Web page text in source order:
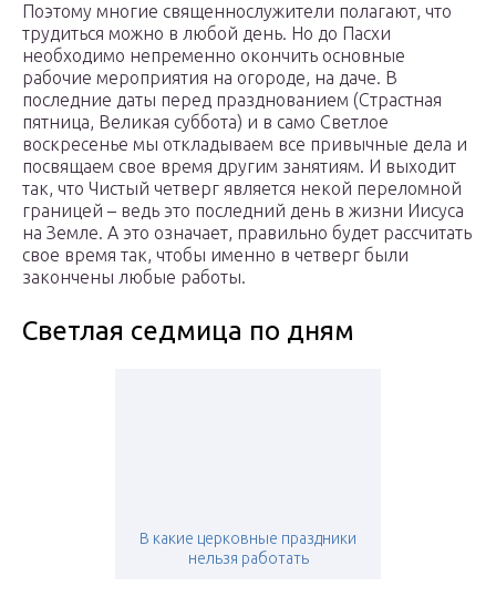
Поэтому многие священнослужители полагают, что
трудиться можно в любой день. Но до Пасхи
необходимо непременно окончить основные
рабочие мероприятия на огороде, на даче. В
последние даты перед празднованием (Страстная
пятница, Великая суббота) и в само Светлое
воскресенье мы откладываем все привычные дела и
посвящаем свое время другим занятиям. И выходит
так, что Чистый четверг является некой переломной
границей – ведь это последний день в жизни Иисуса
на Земле. А это означает, правильно будет рассчитать
свое время так, чтобы именно в четверг были
закончены любые работы.
Светлая седмица по дням
В какие церковные праздники
нельзя работать